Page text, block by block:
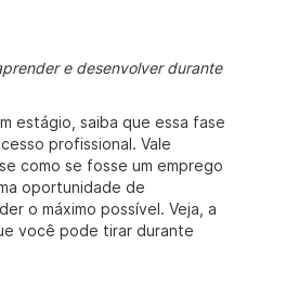
e desenvolver durante
estágio, saiba que essa fase
profissional. Vale
como se fosse um emprego
oportunidade de
o máximo possível. Veja, a
você pode tirar durante